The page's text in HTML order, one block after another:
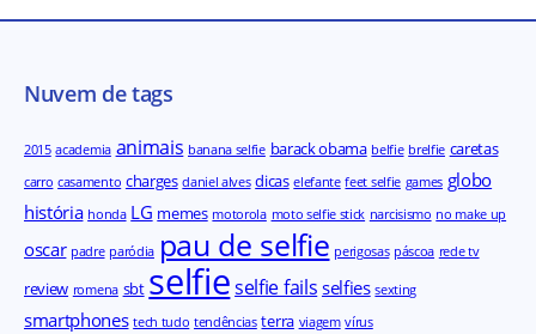
Nuvem de tags
2015 academia animais banana selfie barack obama belfie brelfie caretas
carro casamento charges daniel alves dicas elefante feet selfie games globo
história honda LG memes motorola moto selfie stick narcisismo no make up
oscar padre paródia pau de selfie perigosas páscoa rede tv
review romena sbt selfieselfie fails selfies sexting
smartphones tech tudo tendências terra viagem vírus